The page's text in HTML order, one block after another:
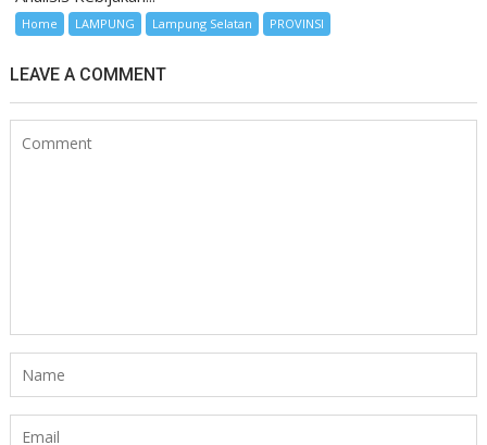
Home LAMPUNG Lampung Selatan PROVINSI
LEAVE A COMMENT